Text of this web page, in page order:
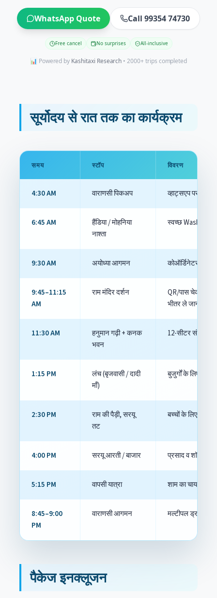
WhatsApp Quote Call 99354 74730
Free cancel No surprises All-inclusive
📊 Powered by Kashitaxi Research • 2000+ trips completed
सूर्योदय से रात तक का कार्यक्रम
समय स्टॉप विवरण
4:30 AM वाराणसी पिकअप व्हाट्सएप पर रूट
6:45 AM
हैंडिया / मोहनिया
नाश्ता
स्वच्छ Washroom
9:30 AM अयोध्या आगमन कोऑर्डिनेटर क्यू
9:45–11:15
AM
राम मंदिर दर्शन
QR/पास चेक,
भीतर ले जाना
11:30 AM
हनुमान गढ़ी + कनक
भवन
12-सीटर संकरी
1:15 PM
लंच (बृजवासी / दादी
माँ)
बुजुर्गों के लिए
2:30 PM
राम की पैड़ी, सरयू
तट
बच्चों के लिए स्नैक
4:00 PM सरयू आरती / बाजार प्रसाद व शॉपिंग
5:15 PM वापसी यात्रा शाम का चाय ब्रेक,
8:45–9:00
PM
वाराणसी आगमन मल्टीपल ड्रॉप,
पैकेज इनक्लूजन